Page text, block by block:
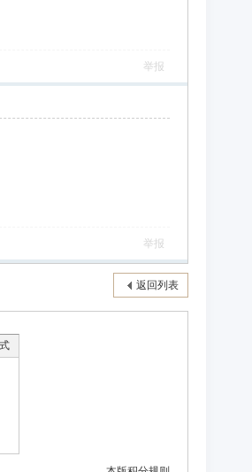
举报
举报
返回列表